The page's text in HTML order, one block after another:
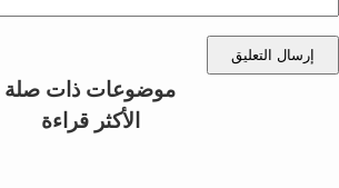
إرسال التعليق
موضوعات ذات صلة
الأكثر قراءة